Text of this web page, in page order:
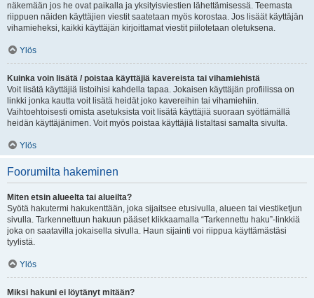
näkemään jos he ovat paikalla ja yksityisviestien lähettämisessä. Teemasta
riippuen näiden käyttäjien viestit saatetaan myös korostaa. Jos lisäät käyttäjän
vihamieheksi, kaikki käyttäjän kirjoittamat viestit piilotetaan oletuksena.
Ylös
Kuinka voin lisätä / poistaa käyttäjiä kavereista tai vihamiehistä
Voit lisätä käyttäjiä listoihisi kahdella tapaa. Jokaisen käyttäjän profiilissa on
linkki jonka kautta voit lisätä heidät joko kavereihin tai vihamiehiin.
Vaihtoehtoisesti omista asetuksista voit lisätä käyttäjiä suoraan syöttämällä
heidän käyttäjänimen. Voit myös poistaa käyttäjiä listaltasi samalta sivulta.
Ylös
Foorumilta hakeminen
Miten etsin alueelta tai alueilta?
Syötä hakutermi hakukenttään, joka sijaitsee etusivulla, alueen tai viestiketjun
sivulla. Tarkennettuun hakuun pääset klikkaamalla “Tarkennettu haku”-linkkiä
joka on saatavilla jokaisella sivulla. Haun sijainti voi riippua käyttämästäsi
tyylistä.
Ylös
Miksi hakuni ei löytänyt mitään?